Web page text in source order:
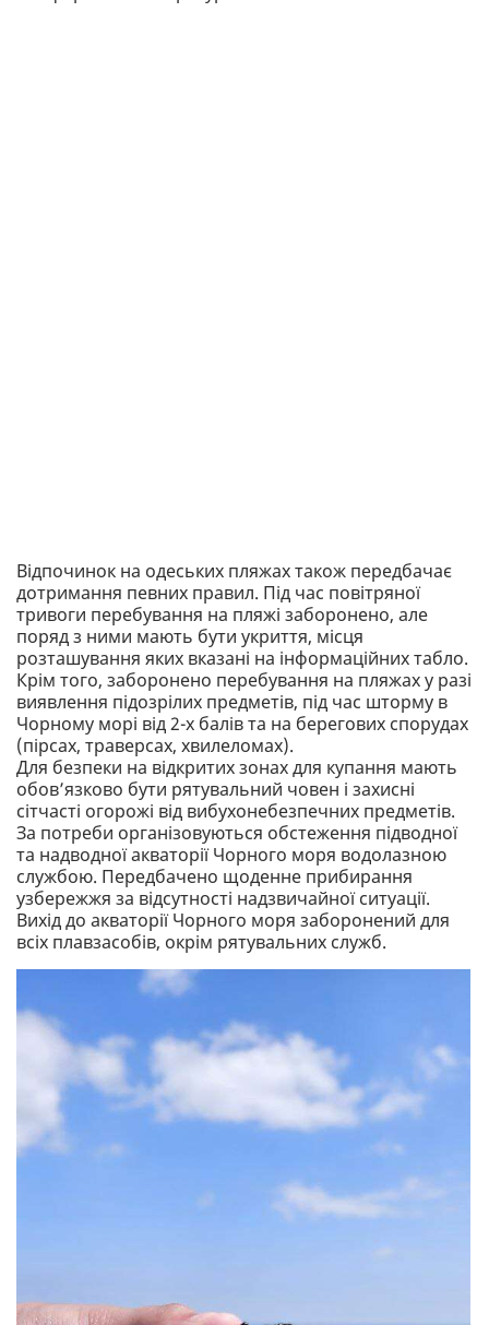
Відпочинок на одеських пляжах також передбачає
дотримання певних правил. Під час повітряної
тривоги перебування на пляжі заборонено, але
поряд з ними мають бути укриття, місця
розташування яких вказані на інформаційних табло.
Крім того, заборонено перебування на пляжах у разі
виявлення підозрілих предметів, під час шторму в
Чорному морі від 2-х балів та на берегових спорудах
(пірсах, траверсах, хвилеломах).
Для безпеки на відкритих зонах для купання мають
обов’язково бути рятувальний човен і захисні
сітчасті огорожі від вибухонебезпечних предметів.
За потреби організовуються обстеження підводної
та надводної акваторії Чорного моря водолазною
службою. Передбачено щоденне прибирання
узбережжя за відсутності надзвичайної ситуації.
Вихід до акваторії Чорного моря заборонений для
всіх плавзасобів, окрім рятувальних служб.